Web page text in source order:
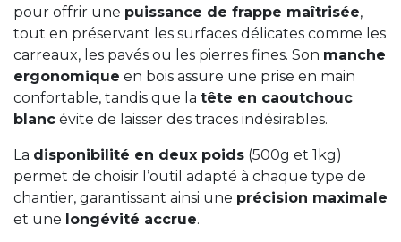
pour offrir une puissance de frappe maîtrisée,
tout en préservant les surfaces délicates comme les
carreaux, les pavés ou les pierres fines. Son manche
ergonomique en bois assure une prise en main
confortable, tandis que la tête en caoutchouc
blanc évite de laisser des traces indésirables.
La disponibilité en deux poids (500g et 1kg)
permet de choisir l’outil adapté à chaque type de
chantier, garantissant ainsi une précision maximale
et une longévité accrue.